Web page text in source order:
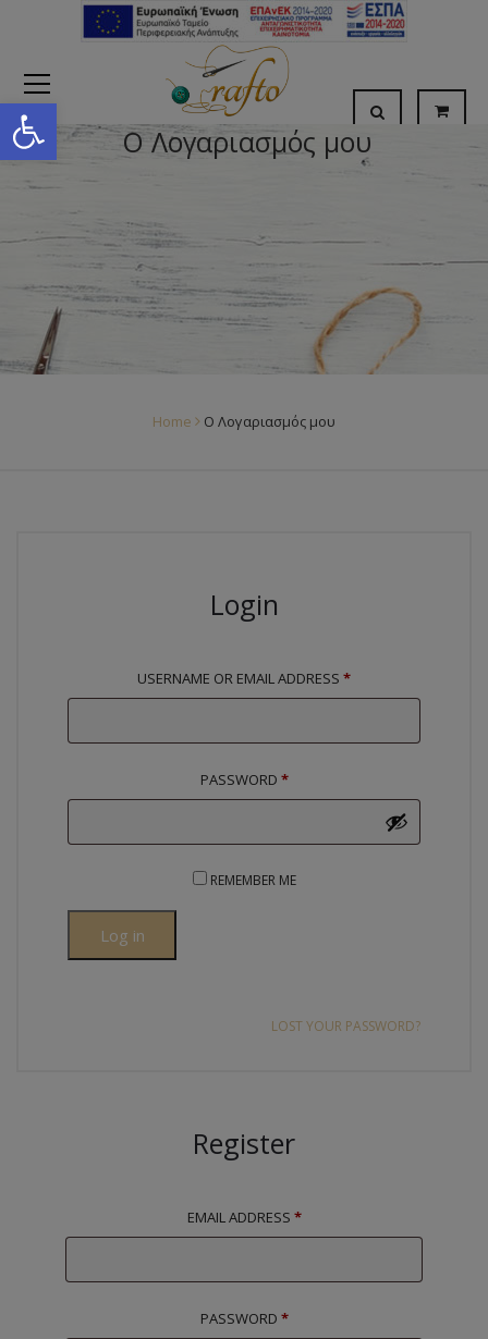
Open toolbar
Ο Λογαριασμός μου
Home Ο Λογαριασμός μου
Login
USERNAME OR EMAIL ADDRESS *
PASSWORD *
REMEMBER ME
Log in
LOST YOUR PASSWORD?
Register
EMAIL ADDRESS *
PASSWORD *